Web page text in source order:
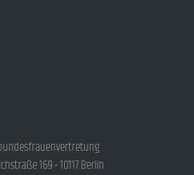
169 • 10117 Berlin